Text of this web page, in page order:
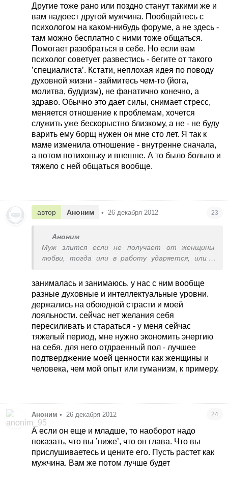
Другие тоже рано или поздно станут такими же и
вам надоест другой мужчина. Пообщайтесь с
психологом на каком-нибудь форуме, а не здесь -
там можно бесплатно с ними тоже общаться.
Помогает разобраться в себе. Но если вам
психолог советует развестись - бегите от такого
’специалиста’. Кстати, неплохая идея по поводу
духовной жизни - займитесь чем-то (йога,
молитва, буддизм), не фанатично конечно, а
здраво. Обычно это дает силы, снимает стресс,
меняется отношение к проблемам, хочется
служить уже бескорыстно близкому, а не - не буду
варить ему борщ нужен он мне сто лет. Я так к
маме изменила отношение - внутренне сначала,
а потом потихоньку и внешне. А то было больно и
тяжело с ней общаться вообще.
автор Аноним • 26 декабря 2012 23
Аноним
Муж злится если не получает от женщины
любви, тогда или в работу ударяется, или в
не вырабатывается эта энергия и все. Женщина
источник любви. Вы тут пообщались, с
подружками, с ребеночком, с котеночком, с
цветочками, с платьицами и наладили
самочувствие, а мужчина только на социум и на
действие и настроен. Женщина для него как
топливо. Ну разве что он не живет духовной
жизнью и не получает любовь от этого. Любовь
любой пары идет периодами - охлаждение один
мужчина. Пообщайтесь с психологом на каком-
нибудь форуме, а не здесь - там можно
бесплатно с ними тоже общаться. Помогает
разобраться в себе. Но если вам психолог
советует развестись - бегите от такого
занималась и занимаюсь. у нас с ним вообще
разные духовные и интеллектуальные уровни.
держались на обоюдной страсти и моей
лояльности. сейчас нет желания себя
пересиливать и стараться - у меня сейчас
тяжелый период, мне нужно экономить энергию
на себя. для него отдраенный пол - лучшее
подтверджение моей ценности как женщины и
человека, чем мой опыт или гуманизм, к примеру.
Аноним • 26 декабря 2012 24
А если он еще и младше, то наоборот надо
показать, что вы ’ниже’, что он глава. Что вы
прислушиваетесь и цените его. Пусть растет как
мужчина. Вам же потом лучше будет